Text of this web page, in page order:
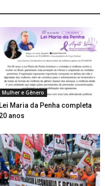
Mulher e Gênero
Lei Maria da Penha completa
20 anos